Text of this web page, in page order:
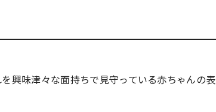
興味津々な面持ちで見守っている赤ちゃんの表